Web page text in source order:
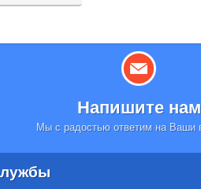
Напишите нам
Мы с радостью ответим на Ваши